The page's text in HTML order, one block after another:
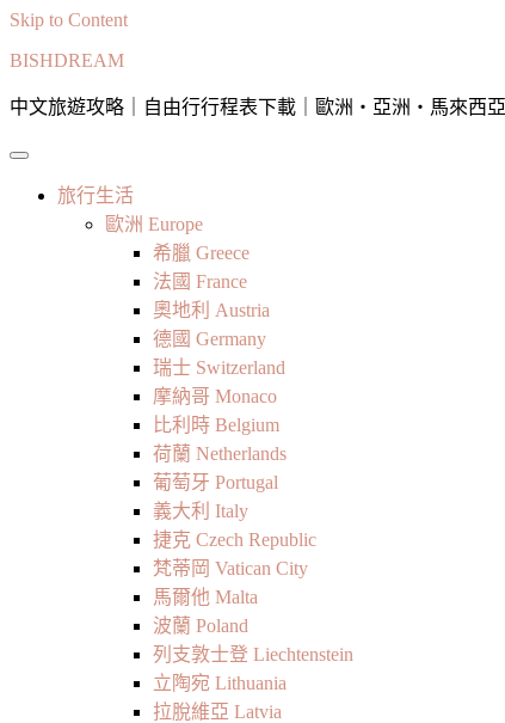
Skip to Content
BISHDREAM
中文旅遊攻略｜自由行行程表下載｜歐洲・亞洲・馬來西亞
旅行生活
歐洲 Europe
希臘 Greece
法國 France
奧地利 Austria
德國 Germany
瑞士 Switzerland
摩納哥 Monaco
比利時 Belgium
荷蘭 Netherlands
葡萄牙 Portugal
義大利 Italy
捷克 Czech Republic
梵蒂岡 Vatican City
馬爾他 Malta
波蘭 Poland
列支敦士登 Liechtenstein
立陶宛 Lithuania
拉脫維亞 Latvia